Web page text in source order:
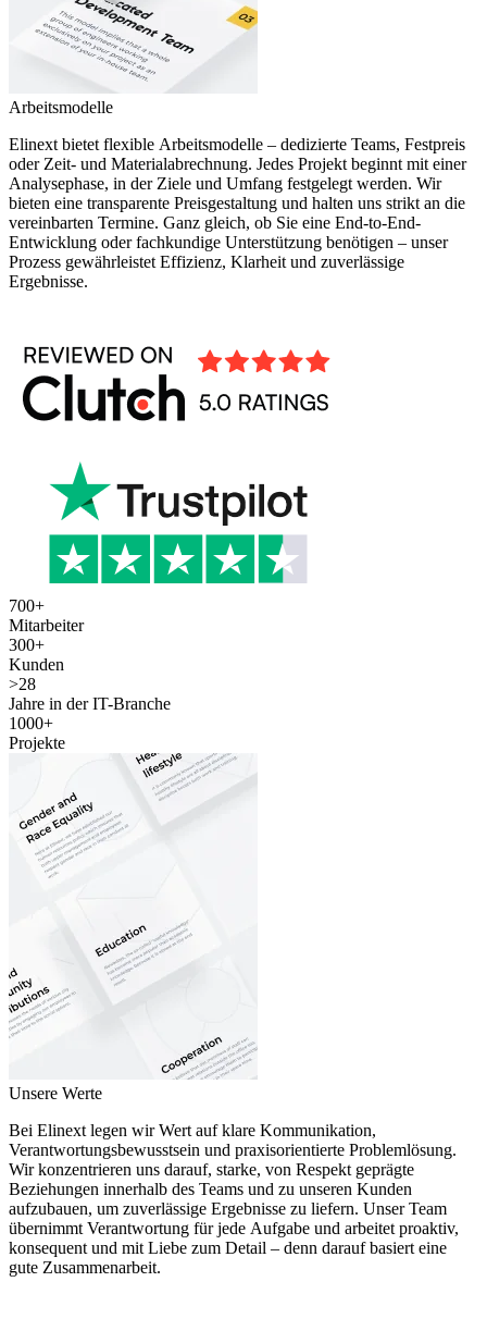
Arbeitsmodelle
Elinext bietet flexible Arbeitsmodelle – dedizierte Teams, Festpreis
oder Zeit- und Materialabrechnung. Jedes Projekt beginnt mit einer
Analysephase, in der Ziele und Umfang festgelegt werden. Wir
bieten eine transparente Preisgestaltung und halten uns strikt an die
vereinbarten Termine. Ganz gleich, ob Sie eine End-to-End-
Entwicklung oder fachkundige Unterstützung benötigen – unser
Prozess gewährleistet Effizienz, Klarheit und zuverlässige
Ergebnisse.
700+
Mitarbeiter
300+
Kunden
>28
Jahre in der IT-Branche
1000+
Projekte
Unsere Werte
Bei Elinext legen wir Wert auf klare Kommunikation,
Verantwortungsbewusstsein und praxisorientierte Problemlösung.
Wir konzentrieren uns darauf, starke, von Respekt geprägte
Beziehungen innerhalb des Teams und zu unseren Kunden
aufzubauen, um zuverlässige Ergebnisse zu liefern. Unser Team
übernimmt Verantwortung für jede Aufgabe und arbeitet proaktiv,
konsequent und mit Liebe zum Detail – denn darauf basiert eine
gute Zusammenarbeit.